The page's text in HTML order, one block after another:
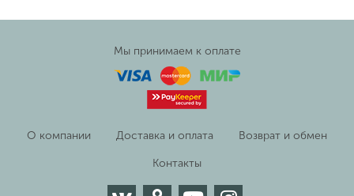
Мы принимаем к оплате
О компании Доставка и оплата Возврат и обмен
Контакты